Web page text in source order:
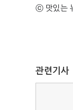
ⓒ 맛있는
관련기사